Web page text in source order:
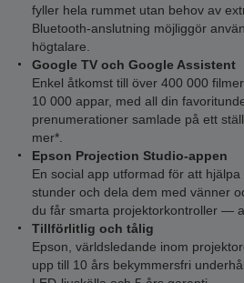
fyller hela rummet utan behov av
Bluetooth-anslutning möjliggör
högtalare.
Google TV och Google Assistent
Enkel åtkomst till över 400 000
10 000 appar, med all din
prenumerationer samlade på ett
mer*.
Epson Projection Studio-appen
En social app utformad för att
stunder och dela dem med vänner
du får smarta projektorkontroller —
Tillförlitlig och tålig
Epson, världsledande inom
upp till 10 års bekymmersfri